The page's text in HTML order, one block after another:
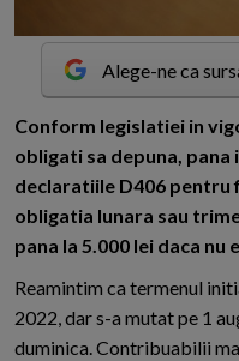
Alege-ne ca
Conform legislatiei in
obligati sa depuna, pana
declaratiile D406 pentru
obligatia lunara sau
pana la 5.000 lei daca
Reamintim ca termenul
2022, dar s-a mutat pe 1
duminica. Contribuabilii